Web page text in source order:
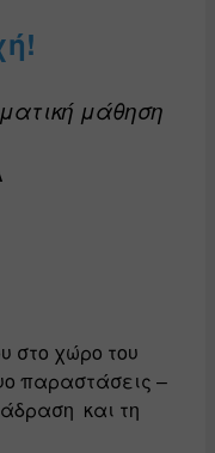
μάθηση
στο χώρο του
παραστάσεις –
και τη